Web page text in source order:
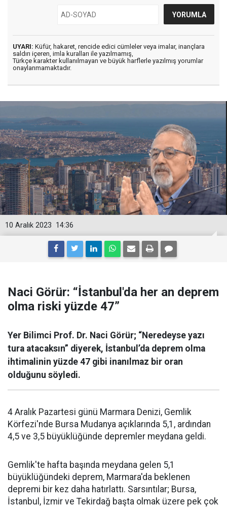
UYARI: Küfür, hakaret, rencide edici cümleler veya imalar, inançlara
saldırı içeren, imla kuralları ile yazılmamış,
Türkçe karakter kullanılmayan ve büyük harflerle yazılmış yorumlar
onaylanmamaktadır.
14:36
10 Aralık 2023
Naci Görür: “İstanbul'da her an deprem
olma riski yüzde 47”
Yer Bilimci Prof. Dr. Naci Görür; “Neredeyse yazı
tura atacaksın” diyerek, İstanbul’da deprem olma
ihtimalinin yüzde 47 gibi inanılmaz bir oran
olduğunu söyledi.
4 Aralık Pazartesi günü Marmara Denizi, Gemlik
Körfezi'nde Bursa Mudanya açıklarında 5,1, ardından
4,5 ve 3,5 büyüklüğünde depremler meydana geldi.
Gemlik'te hafta başında meydana gelen 5,1
büyüklüğündeki deprem, Marmara'da beklenen
depremi bir kez daha hatırlattı. Sarsıntılar; Bursa,
İstanbul, İzmir ve Tekirdağ başta olmak üzere pek çok